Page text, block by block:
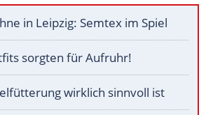
in Leipzig: Semtex im Spiel
sorgten für Aufruhr!
wirklich sinnvoll ist